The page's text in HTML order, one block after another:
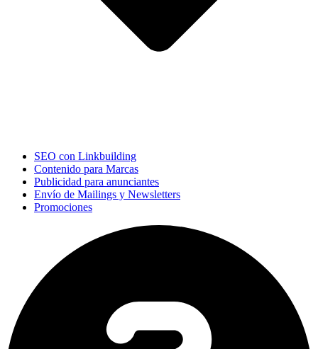
SEO con Linkbuilding
Contenido para Marcas
Publicidad para anunciantes
Envío de Mailings y Newsletters
Promociones